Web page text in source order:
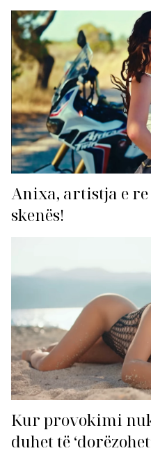
Anixa, artistja e re
skenës!
Kur provokimi
duhet të